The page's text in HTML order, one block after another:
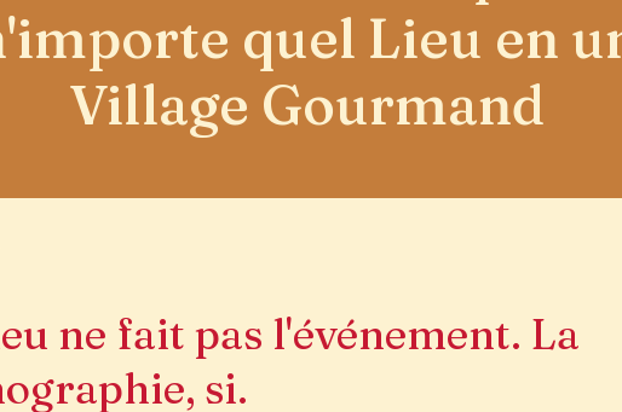
quel Lieu en
Village Gourmand
ne fait pas l'événement. La
si.